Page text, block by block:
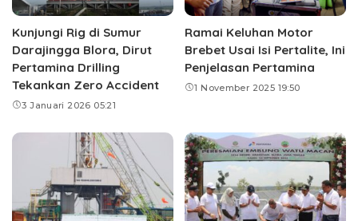
Kunjungi Rig di Sumur
Darajingga Blora, Dirut
Pertamina Drilling
Tekankan Zero Accident
3 Januari 2026 05:21
Ramai Keluhan Motor
Brebet Usai Isi Pertalite, Ini
Penjelasan Pertamina
1 November 2025 19:50